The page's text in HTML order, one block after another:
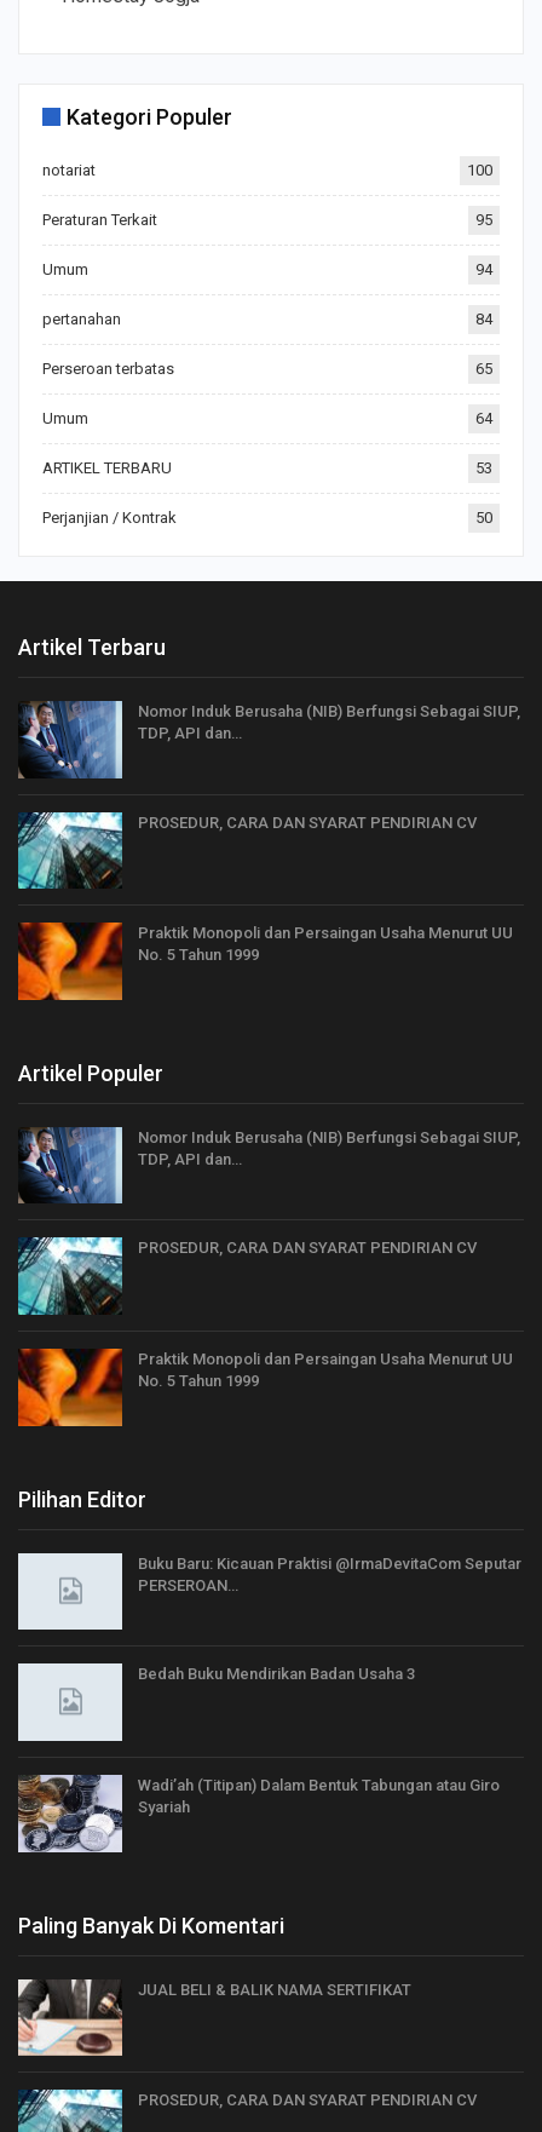
Kategori Populer
notariat 100
Peraturan Terkait 95
Umum 94
pertanahan 84
Perseroan terbatas 65
Umum 64
ARTIKEL TERBARU 53
Perjanjian / Kontrak 50
Artikel Terbaru
Nomor Induk Berusaha (NIB) Berfungsi Sebagai SIUP,
TDP, API dan…
PROSEDUR, CARA DAN SYARAT PENDIRIAN CV
Praktik Monopoli dan Persaingan Usaha Menurut UU
No. 5 Tahun 1999
Artikel Populer
Nomor Induk Berusaha (NIB) Berfungsi Sebagai SIUP,
TDP, API dan…
PROSEDUR, CARA DAN SYARAT PENDIRIAN CV
Praktik Monopoli dan Persaingan Usaha Menurut UU
No. 5 Tahun 1999
Pilihan Editor
Buku Baru: Kicauan Praktisi @IrmaDevitaCom Seputar
PERSEROAN…
Bedah Buku Mendirikan Badan Usaha 3
Wadi’ah (Titipan) Dalam Bentuk Tabungan atau Giro
Syariah
Paling Banyak Di Komentari
JUAL BELI & BALIK NAMA SERTIFIKAT
PROSEDUR, CARA DAN SYARAT PENDIRIAN CV